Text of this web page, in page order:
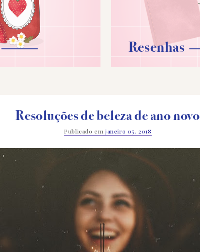
Resenhas
Resoluções de beleza de ano novo
Publicado emjaneiro 05, 2018